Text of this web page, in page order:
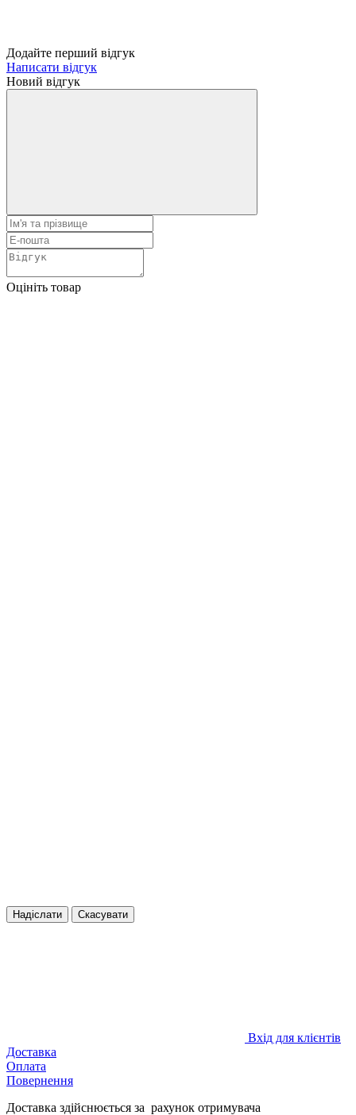
Додайте перший відгук
Написати відгук
Новий відгук
Оцініть товар
Надіслати Скасувати
Вхід для клієнтів
Доставка
Оплата
Повернення
Доставка здійснюється за рахунок отримувача